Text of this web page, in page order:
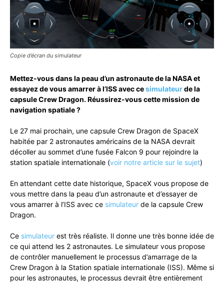
Copie d’écran du simulateur
Mettez-vous dans la peau d’un astronaute de la NASA et
essayez de vous amarrer à l’ISS avec cesimulateurde la
capsule Crew Dragon. Réussirez-vous cette mission de
navigation spatiale ?
Le 27 mai prochain, une capsule Crew Dragon de SpaceX
habitée par 2 astronautes américains de la NASA devrait
décoller au sommet d’une fusée Falcon 9 pour rejoindre la
station spatiale internationale (voir notre article sur le sujet)
En attendant cette date historique, SpaceX vous propose de
vous mettre dans la peau d’un astronaute et d’essayer de
vous amarrer à l’ISS avec ce simulateur de la capsule Crew
Dragon.
Ce simulateur est très réaliste. Il donne une très bonne idée de
ce qui attend les 2 astronautes. Le simulateur vous propose
de contrôler manuellement le processus d’amarrage de la
Crew Dragon à la Station spatiale internationale (ISS). Même si
pour les astronautes, le processus devrait être entièrement